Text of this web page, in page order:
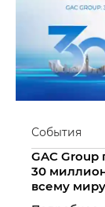
События
GAC
30
всему миру